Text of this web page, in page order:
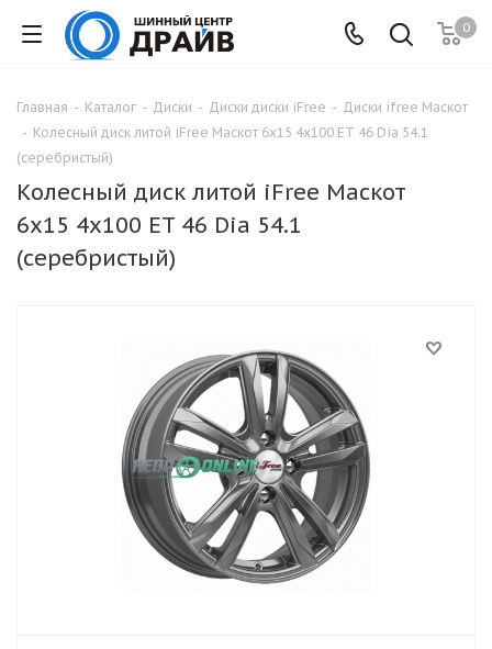
0
Главная - Каталог - Диски - Диски диски iFree - Диски ifree Маскот
- Колесный диск литой iFree Маскот 6x15 4x100 ET 46 Dia 54.1
(серебристый)
Колесный диск литой iFree Маскот
6x15 4x100 ET 46 Dia 54.1
(серебристый)